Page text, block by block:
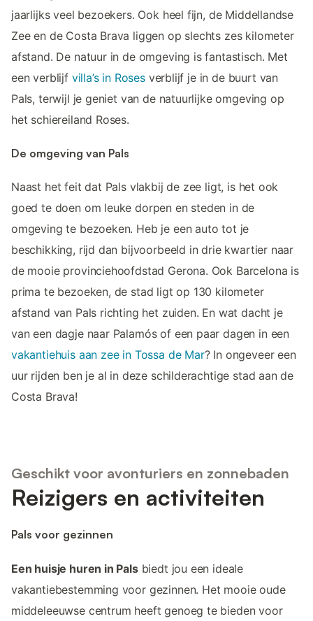
jaarlijks veel bezoekers. Ook heel fijn, de Middellandse
Zee en de Costa Brava liggen op slechts zes kilometer
afstand. De natuur in de omgeving is fantastisch. Met
een verblijf villa’s in Rosesverblijf je in de buurt van
Pals, terwijl je geniet van de natuurlijke omgeving op
het schiereiland Roses.
De omgeving van Pals
Naast het feit dat Pals vlakbij de zee ligt, is het ook
goed te doen om leuke dorpen en steden in de
omgeving te bezoeken. Heb je een auto tot je
beschikking, rijd dan bijvoorbeeld in drie kwartier naar
de mooie provinciehoofdstad Gerona. Ook Barcelona is
prima te bezoeken, de stad ligt op 130 kilometer
afstand van Pals richting het zuiden. En wat dacht je
van een dagje naar Palamós of een paar dagen in een
vakantiehuis aan zee in Tossa de Mar? In ongeveer een
uur rijden ben je al in deze schilderachtige stad aan de
Costa Brava!
Geschikt voor avonturiers en zonnebaden
Reizigers en activiteiten
Pals voor gezinnen
Een huisje huren in Palsbiedt jou een ideale
vakantiebestemming voor gezinnen. Het mooie oude
middeleeuwse centrum heeft genoeg te bieden voor